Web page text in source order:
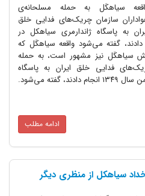
سیاهکَل به حمله‌ مسلحانه‌ی
سازمان چریک‌های فدایی خلق
به پاسگاه ژاندارمری سیاهکل در
۱۳۴۹ انجام دادند، گفته می‌شود واقعه سیاهکَل که
نیز مشهور است، به حمله‌
فدایی خلق ایران به پاسگاه
ژاندارمری سیاهکل در تاریخ ۱۹ بهمن سال ۱۳۴۹ انجام دادند، گفته می‌شود.
ادامه مطلب
سیاهکل از منظری دیگر